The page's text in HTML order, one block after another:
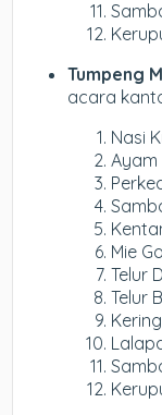
Tumpeng
acara
Nasi
Ayam
Mie
Telur
Telur